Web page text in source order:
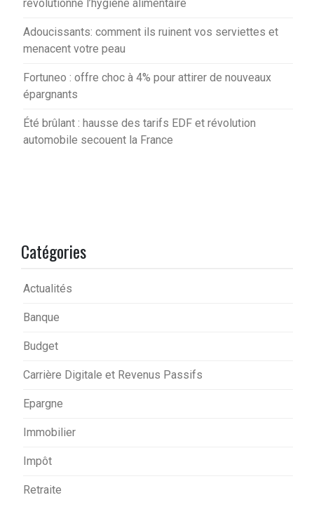
révolutionne l’hygiène alimentaire
Adoucissants: comment ils ruinent vos serviettes et
menacent votre peau
Fortuneo : offre choc à 4% pour attirer de nouveaux
épargnants
Été brûlant : hausse des tarifs EDF et révolution
automobile secouent la France
Catégories
Actualités
Banque
Budget
Carrière Digitale et Revenus Passifs
Epargne
Immobilier
Impôt
Retraite